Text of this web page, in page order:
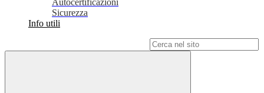
Autocertificazioni
Sicurezza
Info utili